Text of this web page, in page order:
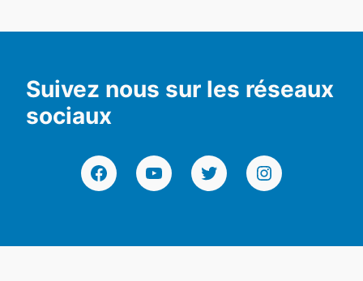
Suivez nous sur les réseaux
sociaux
FacebookYouTubeTwitterInstagram